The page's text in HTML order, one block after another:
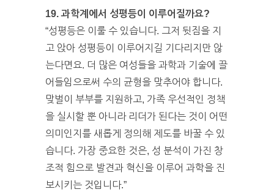
19. 과학계에서 성평등이 이루어질까요?
“성평등은 이룰 수 있습니다. 그저 뒷짐을 지
고 앉아 성평등이 이루어지길 기다리지만 않
는다면요. 더 많은 여성들을 과학과 기술에 끌
어들임으로써 수의 균형을 맞추어야 합니다.
맞벌이 부부를 지원하고, 가족 우선적인 정책
을 실시할 뿐 아니라 리더가 된다는 것이 어떤
의미인지를 새롭게 정의해 제도를 바꿀 수 있
습니다. 가장 중요한 것은, 성 분석이 가진 창
조적 힘으로 발견과 혁신을 이루어 과학을 진
보시키는 것입니다.”